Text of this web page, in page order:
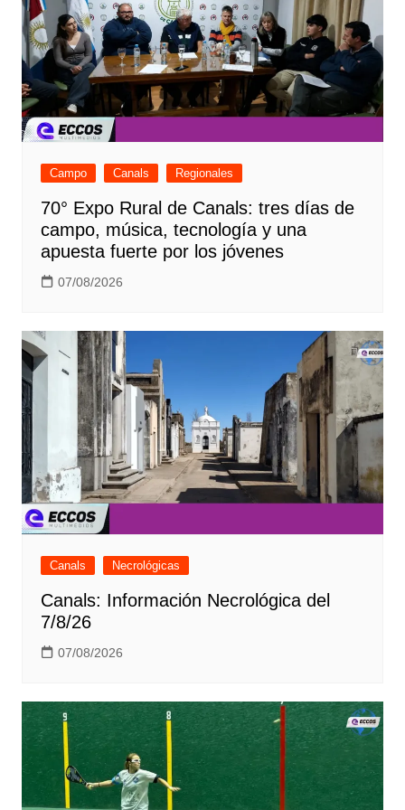
Campo Canals Regionales
70° Expo Rural de Canals: tres días de
campo, música, tecnología y una
apuesta fuerte por los jóvenes
07/08/2026
Canals Necrológicas
Canals: Información Necrológica del
7/8/26
07/08/2026